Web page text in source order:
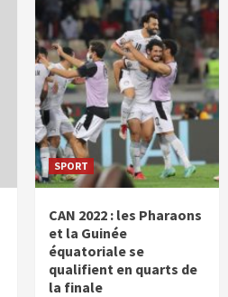
SPORT
CAN 2022 : les Pharaons
et la Guinée
équatoriale se
qualifient en quarts de
la finale